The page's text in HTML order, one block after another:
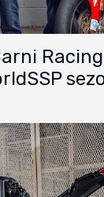
Racing